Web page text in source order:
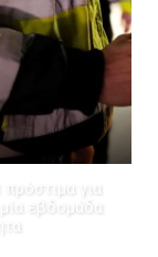
για
εβδομάδα